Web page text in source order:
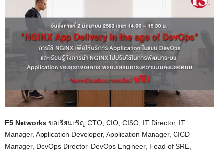
F5 Networks ขอเรียนเชิญ CTO, CIO, CISO, IT Director, IT
Manager, Application Developer, Application Manager, CICD
Manager, DevOps Director, DevOps Engineer, Head of SRE,